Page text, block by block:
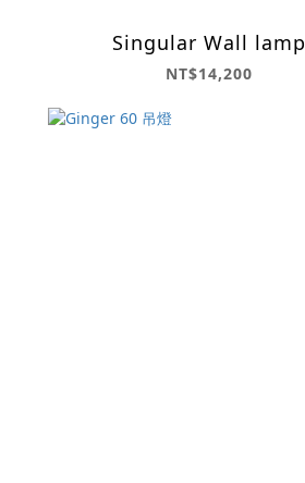
Singular Wall lamp
NT$14,200